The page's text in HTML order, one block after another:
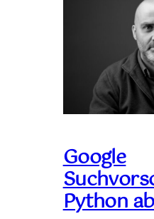
Google
Python